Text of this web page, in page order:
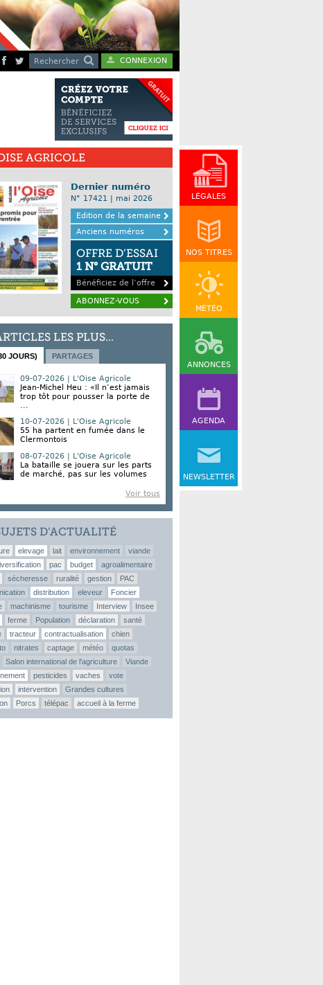
Rechercher CONNEXION
LÉGALES
NOS TITRES
MÉTÉO
ANNONCES
AGENDA
NEWSLETTER
AGRICOLE
Dernier numéro
N° 17421 | mai 2026
Edition de la semaine
Anciens numéros
OFFRE D’ESSAI
1 N° GRATUIT
Bénéficiez de l’offre
ABONNEZ-VOUS
LES PLUS...
JOURS) PARTAGES
09-07-2026 | L'Oise Agricole
Jean-Michel Heu : «Il n’est jamais
trop tôt pour pousser la porte de
...
10-07-2026 | L'Oise Agricole
55 ha partent en fumée dans le
Clermontois
08-07-2026 | L'Oise Agricole
La bataille se jouera sur les parts
de marché, pas sur les volumes
Voir tous
D’ACTUALITÉ
elevage lait environnement
viande
pac budget
agroalimentaire
sécheresse ruralité gestion
PAC
distribution eleveur
Foncier
machinisme tourisme Interview
Insee
ferme Population déclaration
santé
tracteur contractualisation
chien
nitrates captage météo
quotas
Salon international de l'agriculture
Viande
pesticides vaches
vote
intervention
Grandes cultures
Porcs télépac accueil à la ferme